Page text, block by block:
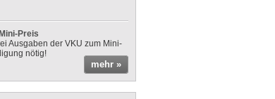
Preis
Ausgaben der VKU zum Mini-
nötig!
mehr »